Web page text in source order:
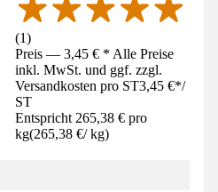
(1)
Preis — 3,45 € * Alle Preise
inkl. MwSt. und ggf. zzgl.
Versandkosten pro ST3,45 €*/
ST
Entspricht 265,38 € pro
kg(265,38 €/ kg)